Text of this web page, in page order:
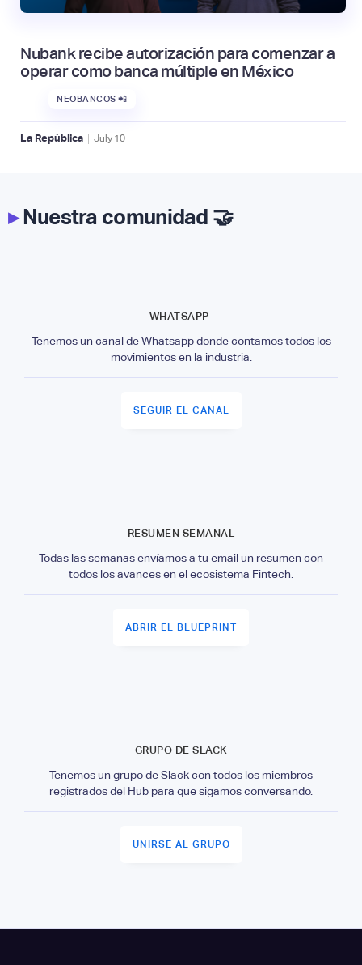
Nubank recibe autorización para comenzar a
operar como banca múltiple en México
NEOBANCOS 📲
La República | July 10
▸Nuestra comunidad 🤝
WHATSAPP
Tenemos un canal de Whatsapp donde contamos todos los
movimientos en la industria.
SEGUIR EL CANAL
RESUMEN SEMANAL
Todas las semanas envíamos a tu email un resumen con
todos los avances en el ecosistema Fintech.
ABRIR EL BLUEPRINT
GRUPO DE SLACK
Tenemos un grupo de Slack con todos los miembros
registrados del Hub para que sigamos conversando.
UNIRSE AL GRUPO